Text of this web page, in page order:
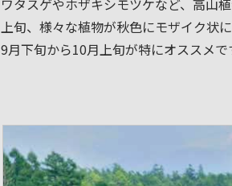
ワタスゲやホザキシモツケなど、高山
上旬、様々な植物が秋色にモザイク状
9月下旬から10月上旬が特にオススメで